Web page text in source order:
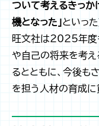
ついて考えるきっか
機となった」といっ
旺文社は2025年度
や自己の将来を考え
るとともに、今後も
を担う人材の育成に